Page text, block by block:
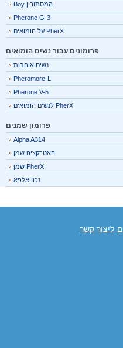
המסתורין Boy
Pherone G-3
PherX על הומואים
פרומונים עבור נשים הומואים
נשים אוהבות
Pheromore-L
Pherone V-5
PherX לנשים הומואים
פרומון שמנים
Alpha A314
האטרקציה שמן
PherX שמן
נכון אלפא
ליצור קשר